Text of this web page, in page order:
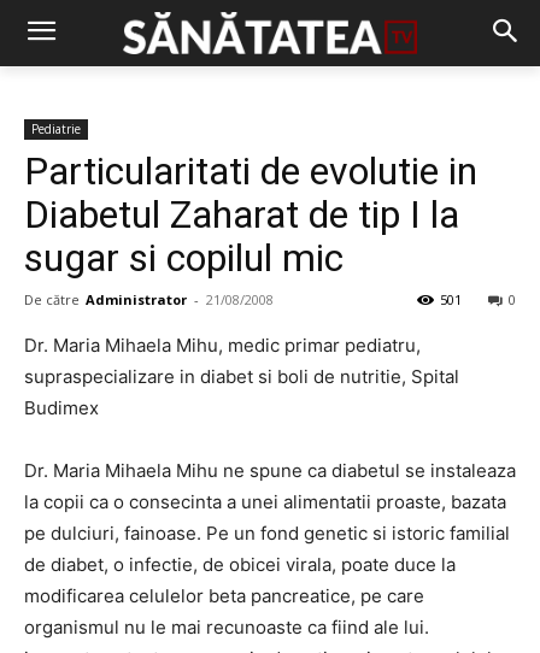
Pediatrie
Particularitati de evolutie in
Diabetul Zaharat de tip I la
sugar si copilul mic
De către Administrator - 21/08/2008 0
501
Dr. Maria Mihaela Mihu, medic primar pediatru,
supraspecializare in diabet si boli de nutritie, Spital
Budimex
Dr. Maria Mihaela Mihu ne spune ca diabetul se instaleaza
la copii ca o consecinta a unei alimentatii proaste, bazata
pe dulciuri, fainoase. Pe un fond genetic si istoric familial
de diabet, o infectie, de obicei virala, poate duce la
modificarea celulelor beta pancreatice, pe care
organismul nu le mai recunoaste ca fiind ale lui.